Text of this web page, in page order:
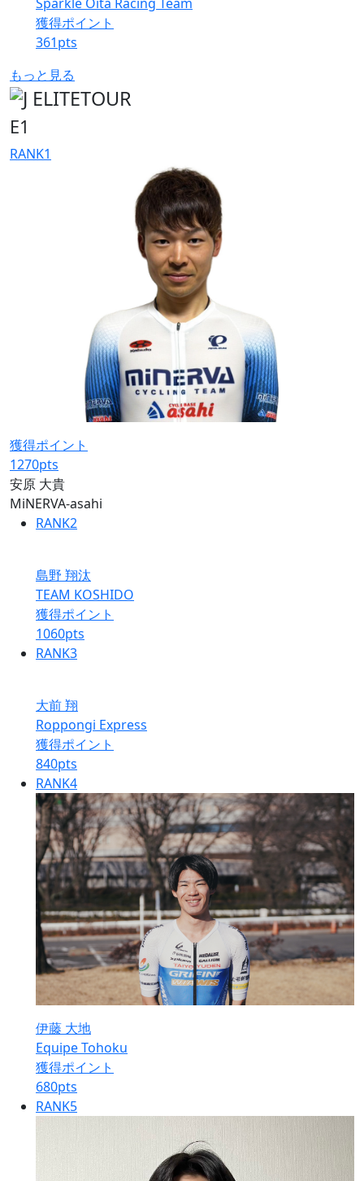
獲得ポイント
361pts
もっと見る
E1
RANK1
獲得ポイント
1270pts
安原 大貴
MiNERVA-asahi
RANK2
島野 翔汰
TEAM KOSHIDO
獲得ポイント
1060pts
RANK3
大前 翔
Roppongi Express
獲得ポイント
840pts
RANK4
伊藤 大地
Equipe Tohoku
獲得ポイント
680pts
RANK5